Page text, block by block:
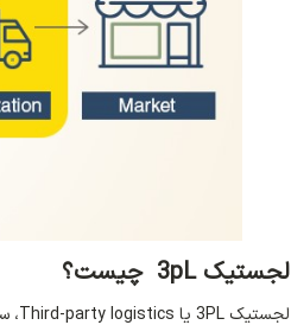
لجستیک 3pL چیست؟
لجستیک 3PL یا Third-party logistics، سیستمی است که در آن یک سازمان بیرونی،